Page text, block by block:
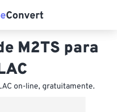
M2TS para
on-line, gratuitamente.